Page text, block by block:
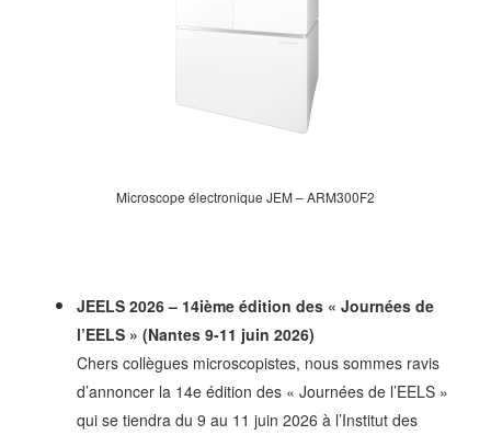
Microscope électronique JEM – ARM300F2
JEELS 2026 – 14ième édition des « Journées de
l’EELS » (Nantes 9-11 juin 2026)
Chers collègues microscopistes, nous sommes ravis
d’annoncer la 14e édition des « Journées de l’EELS »
qui se tiendra du 9 au 11 juin 2026 à l’Institut des